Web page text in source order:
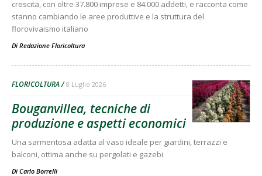
crescita, con oltre 37.800 imprese e 84.000 addetti, e racconta come
stanno cambiando le aree produttive e la struttura del
florovivaismo italiano
Di Redazione Floricoltura
FLORICOLTURA 8 Luglio 2026
Bouganvillea, tecniche di
produzione e aspetti economici
Una sarmentosa adatta al vaso ideale per giardini, terrazzi e
balconi, ottima anche su pergolati e gazebi
Di Carlo Borrelli